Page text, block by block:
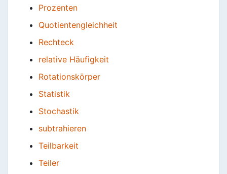
Prozenten
Quotientengleichheit
Rechteck
relative Häufigkeit
Rotationskörper
Statistik
Stochastik
subtrahieren
Teilbarkeit
Teiler